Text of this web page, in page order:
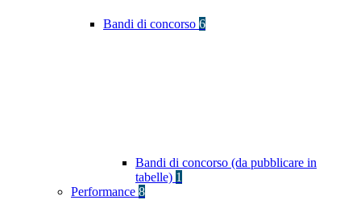
Bandi di concorso 6
Bandi di concorso (da pubblicare in
tabelle) 1
Performance 8